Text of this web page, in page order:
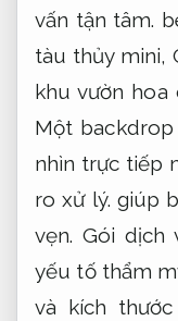
vấn tận tâm.
tàu thủy mini,
khu vườn hoa
Một
nhìn trực tiếp
ro xử lý. giúp
vẹn.Gói dịch
yếu tố thẩm
và kích